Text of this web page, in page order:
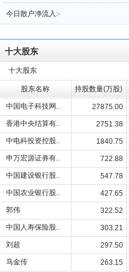
今日散户净流入:-
十大股东
十大股东
股东名称 持股数量(万股)
中国电子科技网..
27875.00
香港中央结算有..
2751.38
中电科投资控股..
1840.75
申万宏源证券有..
722.88
中国建设银行股..
547.78
中国农业银行股..
427.65
郭伟
322.52
中国人寿保险股..
303.21
刘超
297.50
马金传
263.15